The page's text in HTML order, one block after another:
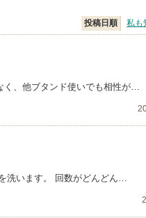
投稿日順 私も
く、他ブタンド使いでも相性が…
洗います。 回数がどんどん…